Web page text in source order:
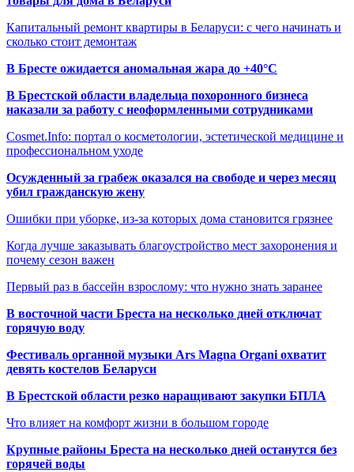
Капитальный ремонт квартиры в Беларуси: с чего начинать и
сколько стоит демонтаж
В Бресте ожидается аномальная жара до +40°C
В Брестской области владельца похоронного бизнеса
наказали за работу с неоформленными сотрудниками
Cosmet.Info: портал о косметологии, эстетической медицине и
профессиональном уходе
Осужденный за грабеж оказался на свободе и через месяц
убил гражданскую жену
Ошибки при уборке, из-за которых дома становится грязнее
Когда лучше заказывать благоустройство мест захоронения и
почему сезон важен
Первый раз в бассейн взрослому: что нужно знать заранее
В восточной части Бреста на несколько дней отключат
горячую воду
Фестиваль органной музыки Ars Magna Organi охватит
девять костелов Беларуси
В Брестской области резко наращивают закупки БПЛА
Что влияет на комфорт жизни в большом городе
Крупные районы Бреста на несколько дней останутся без
горячей воды